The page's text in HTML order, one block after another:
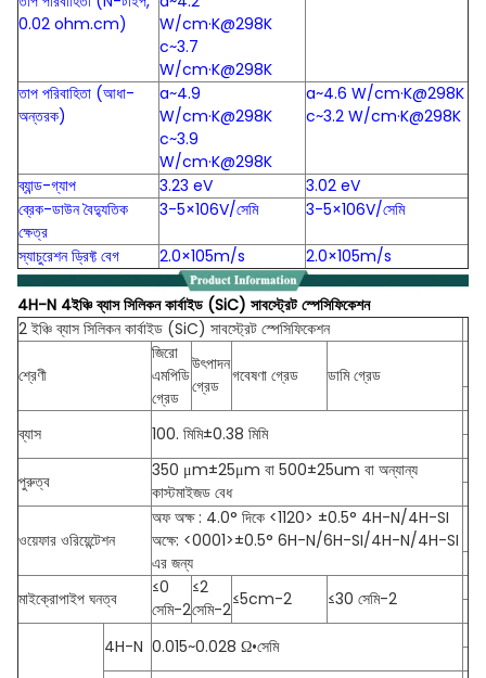
0.02 ohm.cm)
W/cm·K@298K
c~3.7
W/cm·K@298K
তাপ পরিবাহিতা (আধা-
অন্তরক)
a~4.9
W/cm·K@298K
c~3.9
W/cm·K@298K
a~4.6 W/cm·K@298K
c~3.2 W/cm·K@298K
ব্যান্ড-গ্যাপ 3.23 eV
3.02 eV
ব্রেক-ডাউন বৈদ্যুতিক
ক্ষেত্র
3-5×106V/সেমি 3-5×106V/সেমি
স্যাচুরেশন ড্রিফ্ট বেগ 2.0×105m/s 2.0×105m/s
4H-N 4ইঞ্চি ব্যাস সিলিকন কার্বাইড (SiC) সাবস্ট্রেট স্পেসিফিকেশন
2 ইঞ্চি ব্যাস সিলিকন কার্বাইড (SiC) সাবস্ট্রেট স্পেসিফিকেশন
শ্রেণী
জিরো
এমপিডি
গ্রেড
উৎপাদন
গ্রেড গবেষণা গ্রেড ডামি গ্রেড
ব্যাস 100. মিমি±0.38 মিমি
পুরুত্ব
350 μm±25μm বা 500±25um বা অন্যান্য
কাস্টমাইজড বেধ
ওয়েফার ওরিয়েন্টেশন
অফ অক্ষ : 4.0° দিকে <1120> ±0.5° 4H-N/4H-SI
অক্ষে: <0001>±0.5° 6H-N/6H-SI/4H-N/4H-SI
এর জন্য
মাইক্রোপাইপ ঘনত্ব
≤0
সেমি-2
≤2
সেমি-2≤5cm-2 ≤30 সেমি-2
4H-N 0.015~0.028 Ω•সেমি